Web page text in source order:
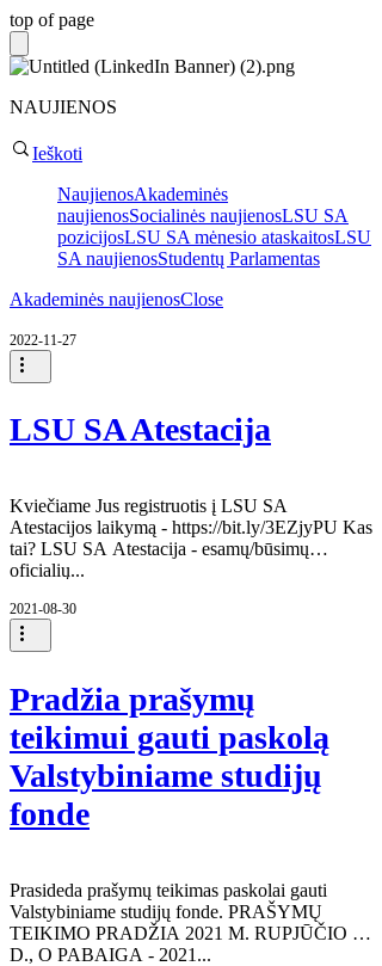
top of page
NAUJIENOS
Ieškoti
NaujienosAkademinės
naujienosSocialinės naujienosLSU SA
pozicijosLSU SA mėnesio ataskaitosLSU
SA naujienosStudentų Parlamentas
Akademinės naujienosClose
2022-11-27
LSU SA Atestacija
Kviečiame Jus registruotis į LSU SA
Atestacijos laikymą - https://bit.ly/3EZjyPU Kas
tai? LSU SA Atestacija - esamų/būsimų
oficialių...
2021-08-30
Pradžia prašymų
teikimui gauti paskolą
Valstybiniame studijų
fonde
Prasideda prašymų teikimas paskolai gauti
Valstybiniame studijų fonde. PRAŠYMŲ
TEIKIMO PRADŽIA 2021 M. RUPJŪČIO 20
D., O PABAIGA - 2021...